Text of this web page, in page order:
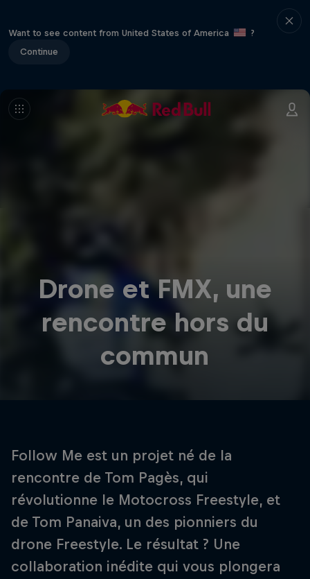
Want to see content from United States of America
?
Continue
Drone et FMX, une
rencontre hors du
commun
Follow Me est un projet né de la
rencontre de Tom Pagès, qui
révolutionne le Motocross Freestyle, et
de Tom Panaiva, un des pionniers du
drone Freestyle. Le résultat ? Une
collaboration inédite qui vous plongera